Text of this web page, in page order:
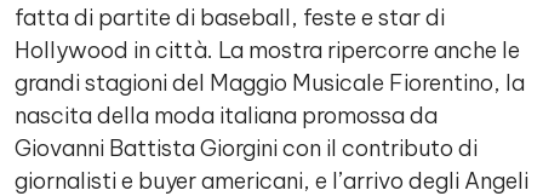
fatta di partite di baseball, feste e star di
Hollywood in città. La mostra ripercorre anche le
grandi stagioni del Maggio Musicale Fiorentino, la
nascita della moda italiana promossa da
Giovanni Battista Giorgini con il contributo di
giornalisti e buyer americani, e l’arrivo degli Angeli